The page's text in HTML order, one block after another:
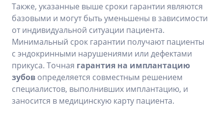
Также, указанные выше сроки гарантии являются
базовыми и могут быть уменьшены в зависимости
от индивидуальной ситуации пациента.
Минимальный срок гарантии получают пациенты
с эндокринными нарушениями или дефектами
прикуса. Точная гарантия на имплантацию
зубов определяется совместным решением
специалистов, выполнивших имплантацию, и
заносится в медицинскую карту пациента.